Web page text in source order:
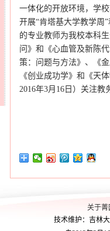
一体化的开放环境，学
开展“肯塔基大学教学周
的专业教师为我校本科
问》和《心血管及新陈
策：问题与方法》、《
《创业成功学》和《天
2016年3月16日）关注
教
2016
关于菁
技术维护：吉林